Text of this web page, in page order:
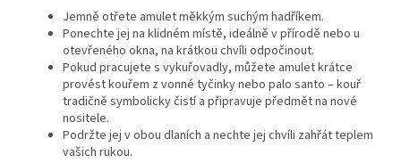
Jemně otřete amulet měkkým suchým hadříkem.
Ponechte jej na klidném místě, ideálně v přírodě nebo u
otevřeného okna, na krátkou chvíli odpočinout.
Pokud pracujete s vykuřovadly, můžete amulet krátce
provést kouřem z vonné tyčinky nebo palo santo – kouř
tradičně symbolicky čistí a připravuje předmět na nové
nositele.
Podržte jej v obou dlaních a nechte jej chvíli zahřát teplem
vašich rukou.